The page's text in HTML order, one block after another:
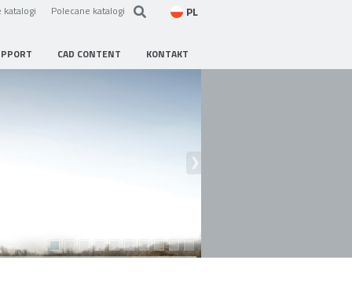
katalogi Polecane katalogi PL
CAD CONTENT KONTAKT